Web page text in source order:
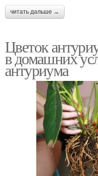
читать дальше →
Цветок
в домашних
антуриума